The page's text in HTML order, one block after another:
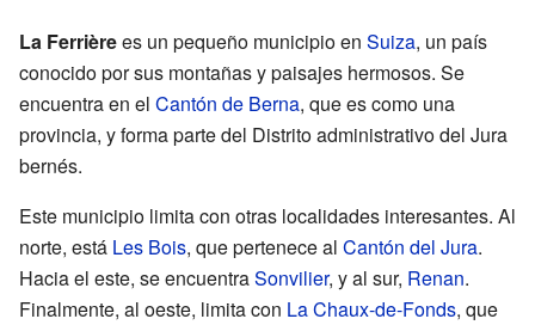
La Ferrièrees un pequeño municipio en Suiza, un país
conocido por sus montañas y paisajes hermosos. Se
encuentra en el Cantón de Berna, que es como una
provincia, y forma parte del Distrito administrativo del Jura
bernés.
Este municipio limita con otras localidades interesantes. Al
norte, está Les Bois, que pertenece al Cantón del Jura.
Hacia el este, se encuentraSonvilier, y al sur, Renan.
Finalmente, al oeste, limita con La Chaux-de-Fonds, que